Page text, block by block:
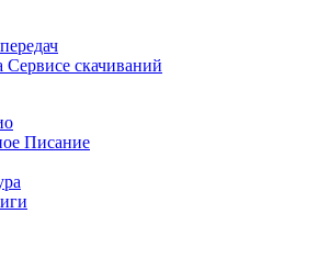
Сервисе скачиваний
Писание